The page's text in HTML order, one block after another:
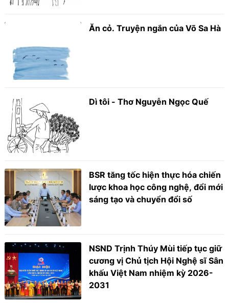
Ăn cỏ. Truyện ngắn của Võ Sa Hà
Dì tôi - Thơ Nguyễn Ngọc Quế
BSR tăng tốc hiện thực hóa chiến
lược khoa học công nghệ, đổi mới
sáng tạo và chuyển đổi số
NSND Trịnh Thúy Mùi tiếp tục giữ
cương vị Chủ tịch Hội Nghệ sĩ Sân
khấu Việt Nam nhiệm kỳ 2026-
2031